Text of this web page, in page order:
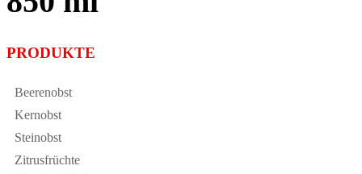
PRODUKTE
Beerenobst
Kernobst
Steinobst
Zitrusfrüchte